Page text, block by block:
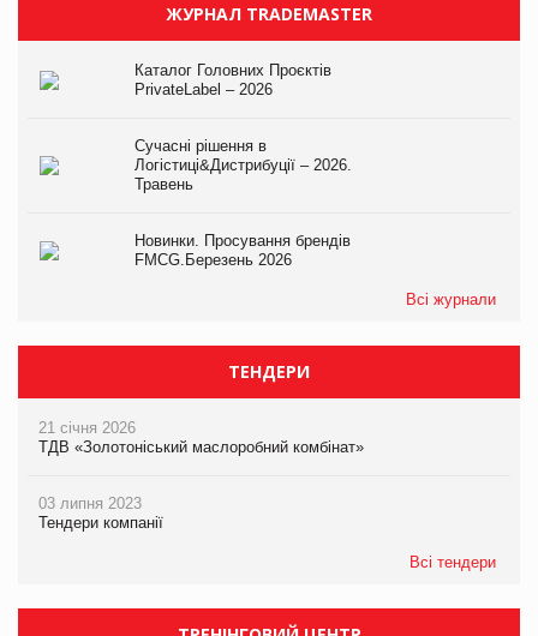
ЖУРНАЛ TRADEMASTER
Каталог Головних Проєктів
PrivateLabel – 2026
Сучасні рішення в
Логістиці&Дистрибуції – 2026.
Травень
Новинки. Просування брендів
FMCG.Березень 2026
Всі журнали
ТЕНДЕРИ
21 січня 2026
ТДВ «Золотоніський маслоробний комбінат»
03 липня 2023
Тендери компанії
Всі тендери